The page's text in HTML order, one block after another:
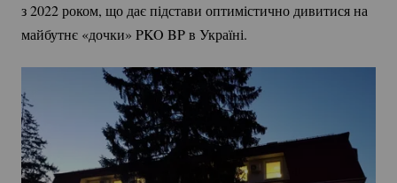
з 2022 роком, що дає підстави оптимістично дивитися на
майбутнє «дочки» PKO BP в Україні.